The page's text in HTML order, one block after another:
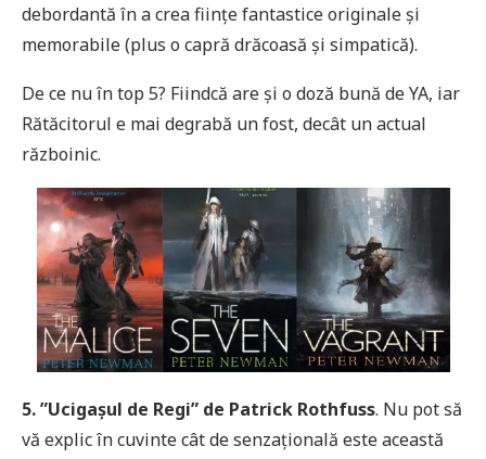
debordantă în a crea ființe fantastice originale și
memorabile (plus o capră drăcoasă și simpatică).
De ce nu în top 5? Fiindcă are și o doză bună de YA, iar
Rătăcitorul e mai degrabă un fost, decât un actual
războinic.
5. ”Ucigașul de Regi” de Patrick Rothfuss. Nu pot să
vă explic în cuvinte cât de senzațională este această